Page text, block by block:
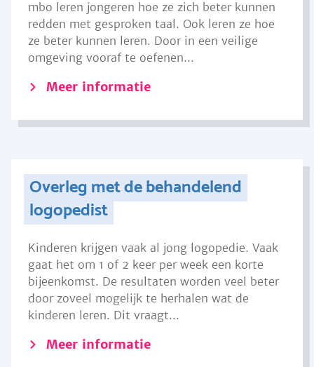
mbo leren jongeren hoe ze zich beter kunnen
redden met gesproken taal. Ook leren ze hoe
ze beter kunnen leren. Door in een veilige
omgeving vooraf te oefenen...
Meer informatie
Overleg met de behandelend
logopedist
Kinderen krijgen vaak al jong logopedie. Vaak
gaat het om 1 of 2 keer per week een korte
bijeenkomst. De resultaten worden veel beter
door zoveel mogelijk te herhalen wat de
kinderen leren. Dit vraagt...
Meer informatie